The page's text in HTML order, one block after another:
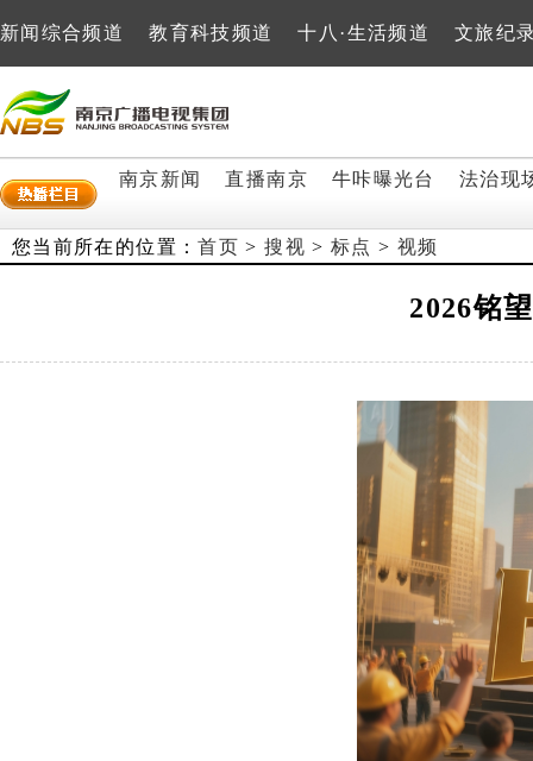
新闻综合频道 教育科技频道 十八·生活频道 文旅纪
南京新闻 直播南京 牛咔曝光台 法治现
您当前所在的位置：首页 >搜视 >标点 > 视频
2026铭